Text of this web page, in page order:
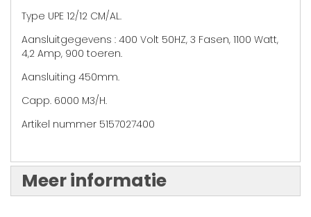
Type UPE 12/12 CM/AL.
Aansluitgegevens : 400 Volt 50HZ, 3 Fasen, 1100 Watt,
4,2 Amp, 900 toeren.
Aansluiting 450mm.
Capp. 6000 M3/H.
Artikel nummer 5157027400
Meer informatie